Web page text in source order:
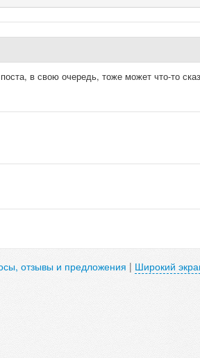
в свою очередь, тоже может что-то
отзывы и предложения | Широкий